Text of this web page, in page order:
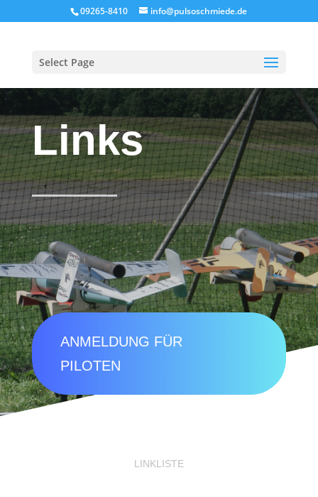
09265-8410 info@pulsoschmiede.de
Select Page
Links
ANMELDUNG FÜR
PILOTEN
LINKLISTE